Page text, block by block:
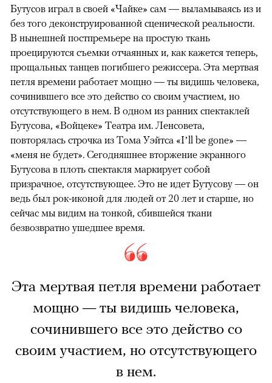
Бутусов играл в своей «Чайке» сам — выламываясь из и
без того деконструированной сценической реальности.
В нынешней постпремьере на простую ткань
проецируются съемки отчаянных и, как кажется теперь,
прощальных танцев погибшего режиссера. Эта мертвая
петля времени работает мощно — ты видишь человека,
сочинившего все это действо со своим участием, но
отсутствующего в нем. В одном из ранних спектаклей
Бутусова, «Войцеке» Театра им. Ленсовета,
повторялась строчка из Тома Уэйтса «I’ll be gone» —
«меня не будет». Сегодняшнее вторжение экранного
Бутусова в плоть спектакля маркирует собой
призрачное, отсутствующее. Это не идет Бутусову — он
ведь был рок-иконой для людей от 20 лет и старше, но
сейчас мы видим на тонкой, сбившейся ткани
безвозвратно ушедшее время.
Эта мертвая петля времени работает
мощно — ты видишь человека,
сочинившего все это действо со
своим участием, но отсутствующего
в нем.